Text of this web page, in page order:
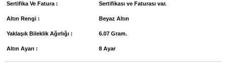
Sertifika Ve Fatura : Sertifikası ve Faturası var.
Altın Rengi : Beyaz Altın
Yaklaşık Bileklik Ağırlığı : 6.07 Gram.
Altın Ayarı : 8 Ayar